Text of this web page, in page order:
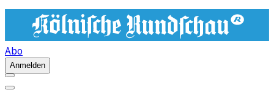
Abo
Anmelden